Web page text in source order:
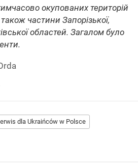
окупованих територій
частини Запорізької,
областей. Загалом було
dla Ukraińców w Polsce